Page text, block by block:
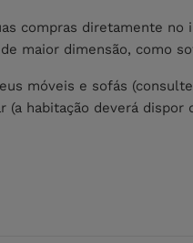
compras diretamente
maior dimensão, como
móveis e sofás
(a habitação deverá